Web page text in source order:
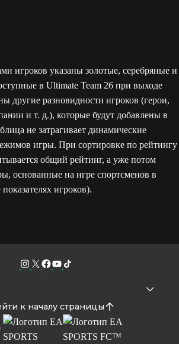
игроков указаны золотые, серебряные и
в Ultimate Team 26 при выходе
другие разновидности игроков (герои,
и т. д.), которые будут добавлены в
не затрагивает динамические
игры. При сортировке по рейтингу
общий рейтинг, а уже потом
основанные на игре спортсменов в
игроков).
к началу страницы